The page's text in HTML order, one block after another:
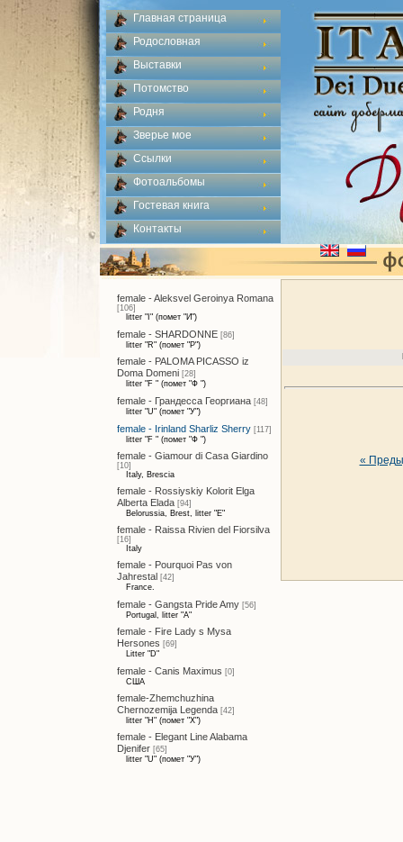
Главная страница
Родословная
Выставки
Потомство
Родня
Зверье мое
Ссылки
Фотоальбомы
Гостевая книга
Контакты
female - Aleksvel Geroinya Romana
[106]
litter "I" (помет "И")
female - SHARDONNE [86]
litter "R" (помет "Р")
female - PALOMA PICASSO iz
Doma Domeni [28]
litter "F " (помет "Ф ")
female - Грандесса Георгиана [48]
litter "U" (помет "У")
female - Irinland Sharliz Sherry [117]
litter "F " (помет "Ф ")
female - Giamour di Casa Giardino
[10]
Italy, Brescia
female - Rossiyskiy Kolorit Elga
Alberta Elada [94]
Belorussia, Brest, litter "E"
female - Raissa Rivien del Fiorsilva
[16]
Italy
female - Pourquoi Pas von
Jahrestal [42]
France.
female - Gangsta Pride Amy [56]
Portugal, litter "A"
female - Fire Lady s Mysa
Hersones [69]
Litter "D"
female - Canis Maximus [0]
США
female-Zhemchuzhina
Chernozemija Legenda [42]
litter "H" (помет "Х")
female - Elegant Line Alabama
Djenifer [65]
litter "U" (помет "У")
«